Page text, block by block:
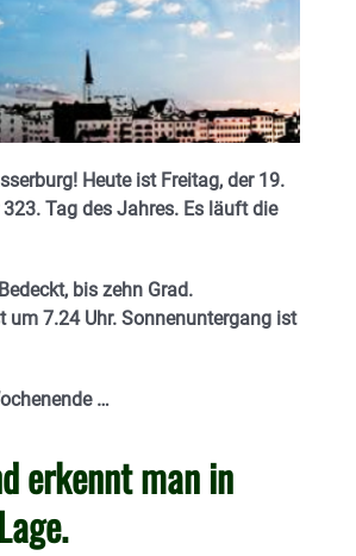
Heute ist Freitag, der 19.
Tag des Jahres. Es läuft die
bis zehn Grad.
um 7.24 Uhr. Sonnenuntergang ist
…
erkennt man in